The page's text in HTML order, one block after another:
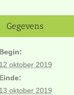
Gegevens
Begin:
12 oktober 2019
Einde:
13 oktober 2019